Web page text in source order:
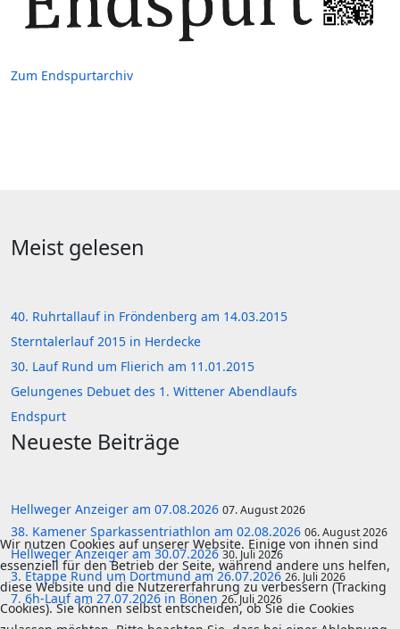
Zum Endspurtarchiv
Meist gelesen
40. Ruhrtallauf in Fröndenberg am 14.03.2015
Sterntalerlauf 2015 in Herdecke
30. Lauf Rund um Flierich am 11.01.2015
Gelungenes Debuet des 1. Wittener Abendlaufs
Endspurt
Neueste Beiträge
Hellweger Anzeiger am 07.08.2026 07. August 2026
38. Kamener Sparkassentriathlon am 02.08.2026 06. August 2026
Hellweger Anzeiger am 30.07.202630. Juli 2026
3. Etappe Rund um Dortmund am 26.07.202626. Juli 2026
7. 6h-Lauf am 27.07.2026 in Bönen 26. Juli 2026
Wir nutzen Cookies auf unserer Website. Einige von ihnen sind
essenziell für den Betrieb der Seite, während andere uns helfen,
diese Website und die Nutzererfahrung zu verbessern (Tracking
Cookies). Sie können selbst entscheiden, ob Sie die Cookies